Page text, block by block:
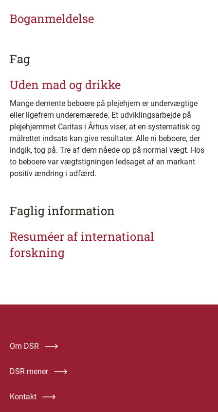
Boganmeldelse
Fag
Uden mad og drikke
Mange demente beboere på plejehjem er undervægtige
eller ligefrem underernærede. Et udviklingsarbejde på
plejehjemmet Caritas i Århus viser, at en systematisk og
målrettet indsats kan give resultater. Alle ni beboere, der
indgik, tog på. Tre af dem nåede op på normal vægt. Hos
to beboere var vægtstigningen ledsaget af en markant
positiv ændring i adfærd.
Faglig information
Resuméer af international
forskning
Om DSR
DSR mener
Kontakt